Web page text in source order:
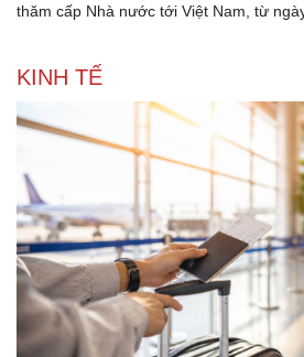
thăm cấp Nhà nước tới Việt Nam, từ
KINH TẾ